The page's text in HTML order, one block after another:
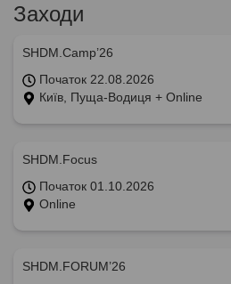
Заходи
SHDM.Camp’26
Початок 22.08.2026
Київ, Пуща-Водиця + Online
SHDM.Focus
Початок 01.10.2026
Online
SHDM.FORUM’26